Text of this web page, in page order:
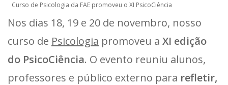
Curso de Psicologia da FAE promoveu o XI PsicoCiência
Nos dias 18, 19 e 20 de novembro, nosso
curso de Psicologia promoveu a XI edição
do PsicoCiência. O evento reuniu alunos,
professores e público externo para refletir,